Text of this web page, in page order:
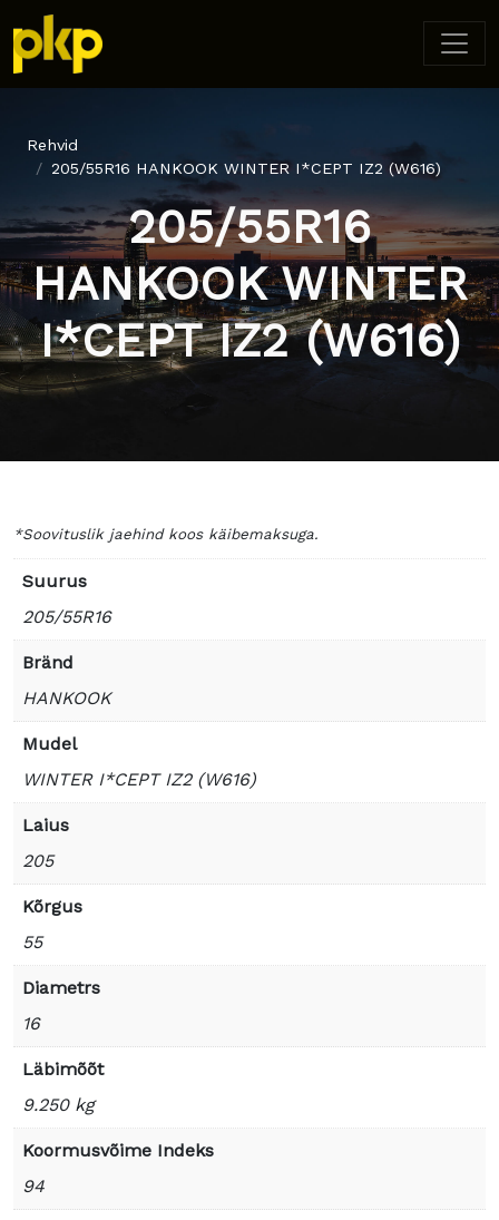
Rehvid
205/55R16 HANKOOK WINTER I*CEPT IZ2 (W616)
205/55R16
HANKOOK WINTER
I*CEPT IZ2 (W616)
*Soovituslik jaehind koos käibemaksuga.
Suurus
205/55R16
Bränd
HANKOOK
Mudel
WINTER I*CEPT IZ2 (W616)
Laius
205
Kõrgus
55
Diametrs
16
Läbimõõt
9.250 kg
Koormusvõime Indeks
94